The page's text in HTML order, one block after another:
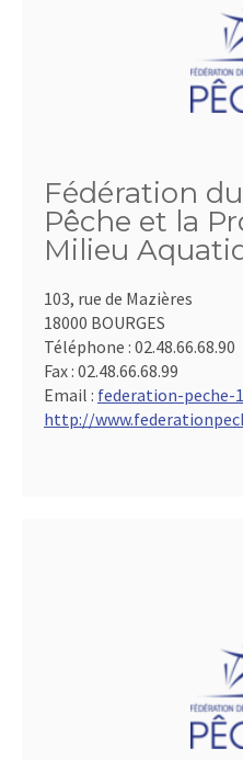
Fédération
Pêche et la
Milieu
103, rue de Mazières
18000 BOURGES
Téléphone : 02.48.66.68.90
Fax : 02.48.66.68.99
Email : federation-peche-
http://